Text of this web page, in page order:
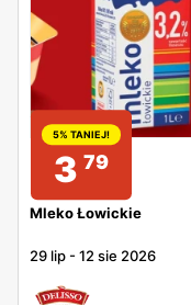
5% TANIEJ!
3 79
Mleko Łowickie
29 lip -12 sie 2026